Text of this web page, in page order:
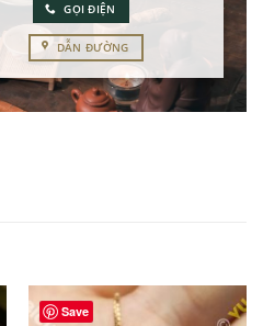
GỌI ĐIỆN
DẪN ĐƯỜNG
Save